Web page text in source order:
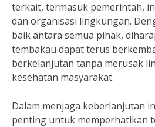
terkait, termasuk pemerintah,
dan organisasi lingkungan.
baik antara semua pihak,
tembakau dapat terus
berkelanjutan tanpa merusak
kesehatan masyarakat.
Dalam menjaga keberlanjutan
penting untuk memperhatikan